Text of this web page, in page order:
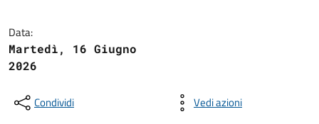
Data:
Martedì, 16 Giugno
2026
Condividi Vedi azioni